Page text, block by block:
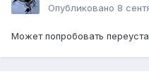
Опубликовано 8
Может попробовать